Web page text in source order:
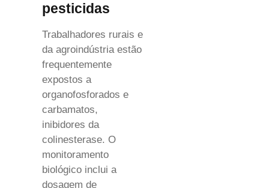
pesticidas
Trabalhadores rurais e
da agroindústria estão
frequentemente
expostos a
organofosforados e
carbamatos,
inibidores da
colinesterase. O
monitoramento
biológico inclui a
dosagem de